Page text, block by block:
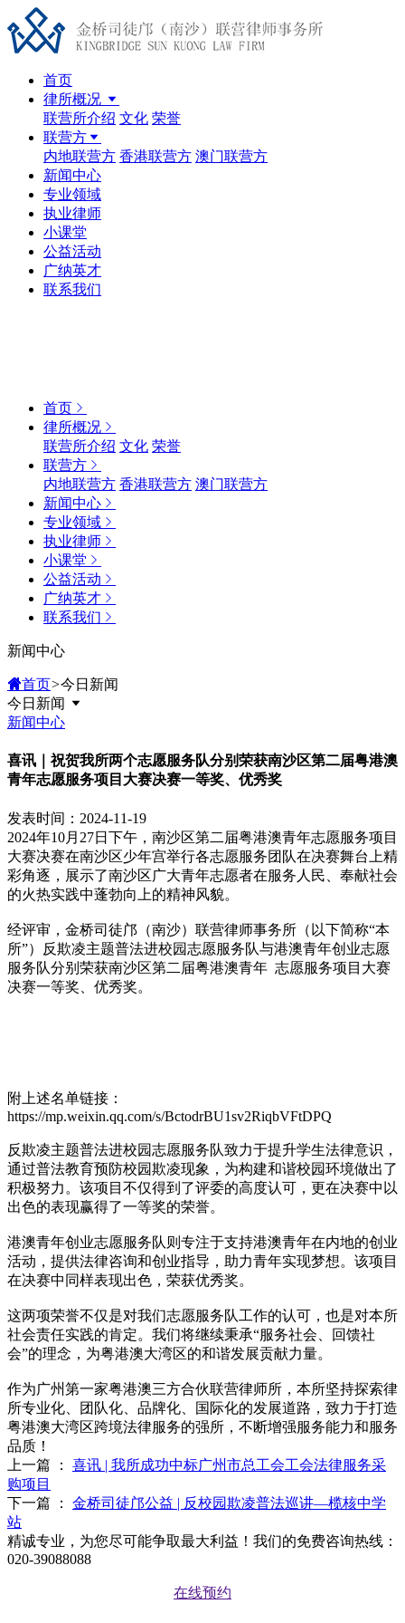
首页
律所概况
联营所介绍 文化 荣誉
联营方
内地联营方 香港联营方 澳门联营方
新闻中心
专业领域
执业律师
小课堂
公益活动
广纳英才
联系我们
首页
律所概况
联营所介绍 文化 荣誉
联营方
内地联营方 香港联营方 澳门联营方
新闻中心
专业领域
执业律师
小课堂
公益活动
广纳英才
联系我们
新闻中心
首页>今日新闻
今日新闻
新闻中心
喜讯｜祝贺我所两个志愿服务队分别荣获南沙区第二届粤港澳
青年志愿服务项目大赛决赛一等奖、优秀奖
发表时间：2024-11-19
2024年10月27日下午，南沙区第二届粤港澳青年志愿服务项目
大赛决赛在南沙区少年宫举行各志愿服务团队在决赛舞台上精
彩角逐，展示了南沙区广大青年志愿者在服务人民、奉献社会
的火热实践中蓬勃向上的精神风貌。
经评审，金桥司徒邝（南沙）联营律师事务所（以下简称“本
所”）反欺凌主题普法进校园志愿服务队与港澳青年创业志愿
服务队分别荣获南沙区第二届粤港澳青年 志愿服务项目大赛
决赛一等奖、优秀奖。
附上述名单链接：
https://mp.weixin.qq.com/s/BctodrBU1sv2RiqbVFtDPQ
反欺凌主题普法进校园志愿服务队致力于提升学生法律意识，
通过普法教育预防校园欺凌现象，为构建和谐校园环境做出了
积极努力。该项目不仅得到了评委的高度认可，更在决赛中以
出色的表现赢得了一等奖的荣誉。
港澳青年创业志愿服务队则专注于支持港澳青年在内地的创业
活动，提供法律咨询和创业指导，助力青年实现梦想。该项目
在决赛中同样表现出色，荣获优秀奖。
这两项荣誉不仅是对我们志愿服务队工作的认可，也是对本所
社会责任实践的肯定。我们将继续秉承“服务社会、回馈社
会”的理念，为粤港澳大湾区的和谐发展贡献力量。
作为广州第一家粤港澳三方合伙联营律师所，本所坚持探索律
所专业化、团队化、品牌化、国际化的发展道路，致力于打造
粤港澳大湾区跨境法律服务的强所，不断增强服务能力和服务
品质！
上一篇 ：
喜讯 | 我所成功中标广州市总工会工会法律服务采
购项目
下一篇 ：
金桥司徒邝公益 | 反校园欺凌普法巡讲—榄核中学
站
精诚专业，为您尽可能争取最大利益！我们的免费咨询热线：
020-39088088
在线预约